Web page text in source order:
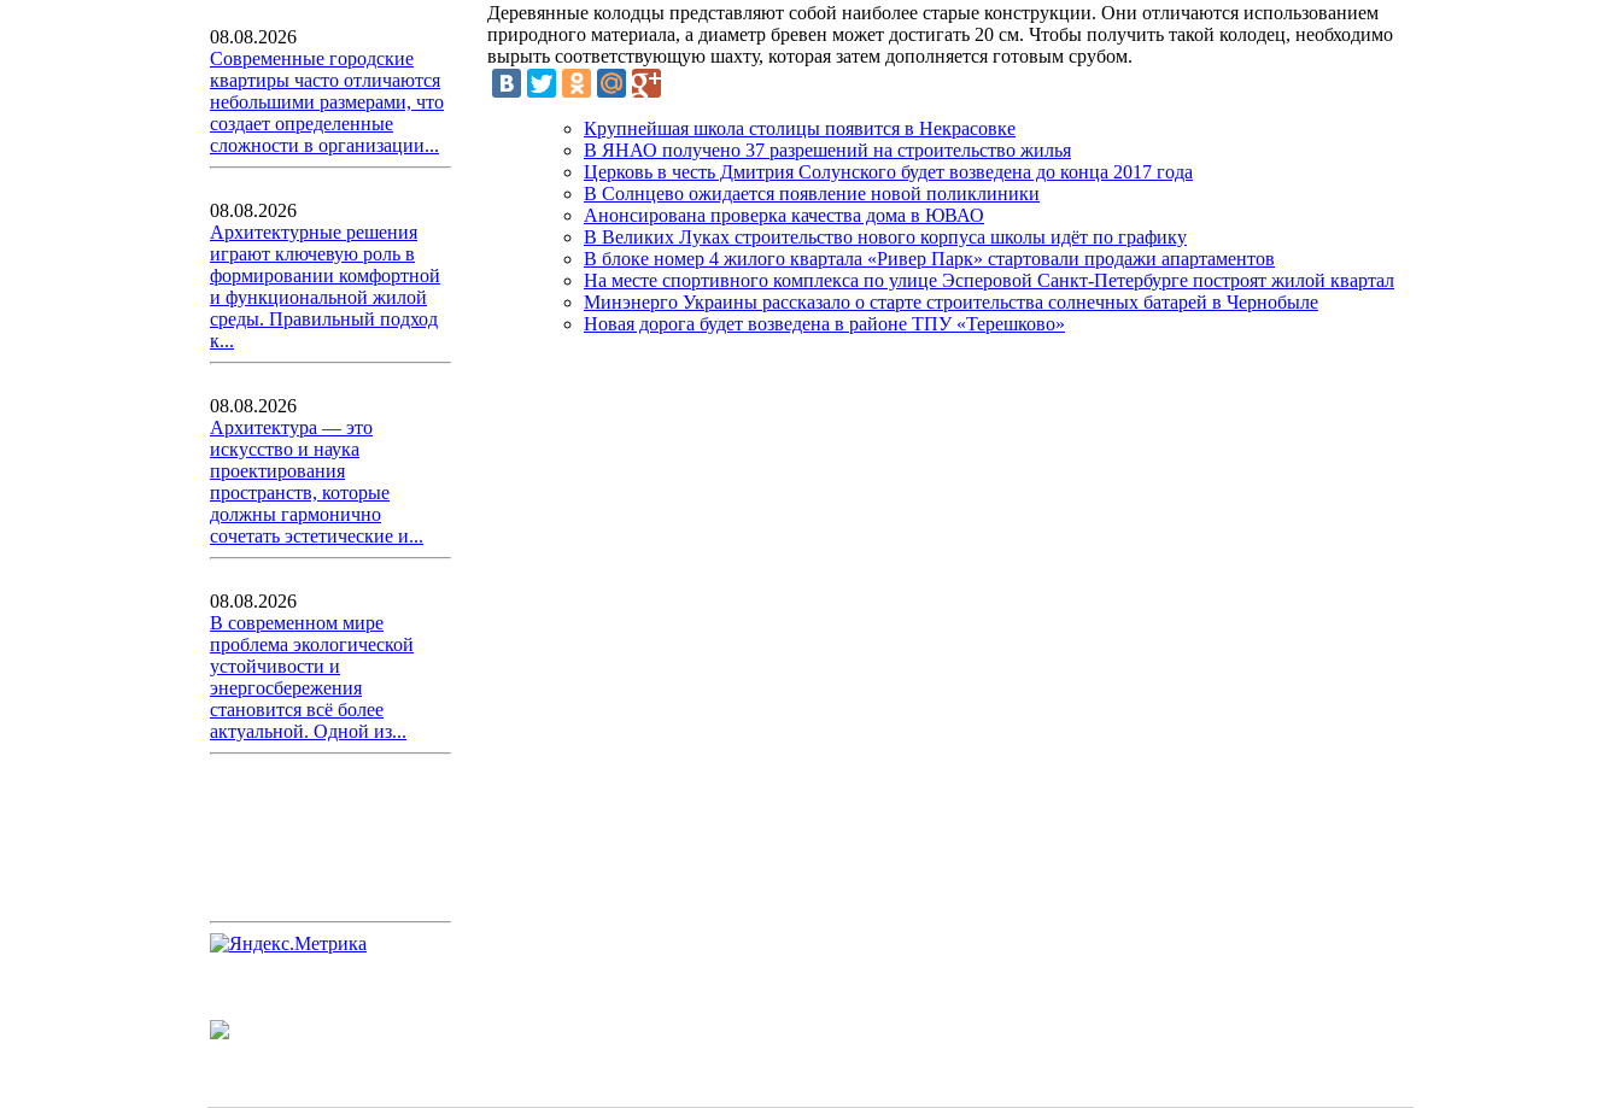
08.08.2026
Современные городские
квартиры часто отличаются
небольшими размерами, что
создает определенные
сложности в организации...
08.08.2026
Архитектурные решения
играют ключевую роль в
формировании комфортной
и функциональной жилой
среды. Правильный подход
к...
08.08.2026
Архитектура — это
искусство и наука
проектирования
пространств, которые
должны гармонично
сочетать эстетические и...
08.08.2026
В современном мире
проблема экологической
устойчивости и
энергосбережения
становится всё более
актуальной. Одной из...
Деревянные колодцы представляют собой наиболее старые конструкции. Они отличаются использованием
природного материала, а диаметр бревен может достигать 20 см. Чтобы получить такой колодец, необходимо
вырыть соответствующую шахту, которая затем дополняется готовым срубом.
Крупнейшая школа столицы появится в Некрасовке
В ЯНАО получено 37 разрешений на строительство жилья
Церковь в честь Дмитрия Солунского будет возведена до конца 2017 года
В Солнцево ожидается появление новой поликлиники
Анонсирована проверка качества дома в ЮВАО
В Великих Луках строительство нового корпуса школы идёт по графику
В блоке номер 4 жилого квартала «Ривер Парк» стартовали продажи апартаментов
На месте спортивного комплекса по улице Эсперовой Санкт-Петербурге построят жилой квартал
Минэнерго Украины рассказало о старте строительства солнечных батарей в Чернобыле
Новая дорога будет возведена в районе ТПУ «Терешково»